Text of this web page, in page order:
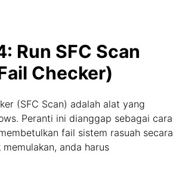
Run SFC Scan
Checker)
(SFC Scan) adalah alat yang
Peranti ini dianggap sebagai cara
fail sistem rasuah secara
anda harus